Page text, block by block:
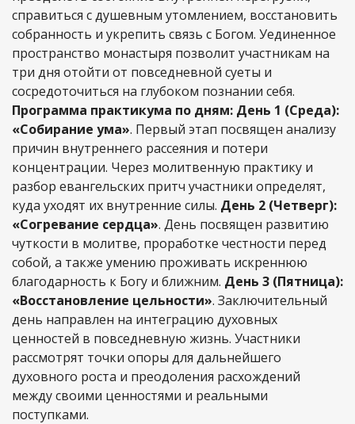
справиться с душевным утомлением, восстановить
собранность и укрепить связь с Богом. Уединенное
пространство монастыря позволит участникам на
три дня отойти от повседневной суеты и
сосредоточиться на глубоком познании себя.
Программа практикума по дням: День 1 (Среда):
«Собирание ума». Первый этап посвящен анализу
причин внутреннего рассеяния и потери
концентрации. Через молитвенную практику и
разбор евангельских притч участники определят,
куда уходят их внутренние силы. День 2 (Четверг):
«Согревание сердца». День посвящен развитию
чуткости в молитве, проработке честности перед
собой, а также умению проживать искреннюю
благодарность к Богу и ближним. День 3 (Пятница):
«Восстановление цельности». Заключительный
день направлен на интеграцию духовных
ценностей в повседневную жизнь. Участники
рассмотрят точки опоры для дальнейшего
духовного роста и преодоления расхождений
между своими ценностями и реальными
поступками.